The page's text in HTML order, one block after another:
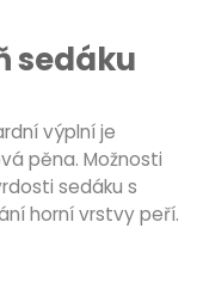
sedáku
výplní je
pěna. Možnosti
sedáku s
horní vrstvy peří.